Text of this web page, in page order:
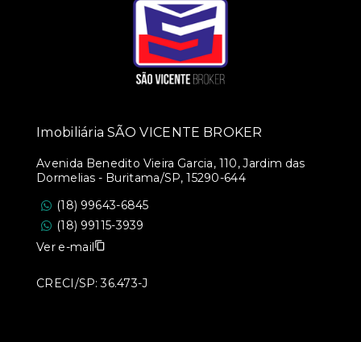
Imobiliária SÃO VICENTE BROKER
Avenida Benedito Vieira Garcia, 110, Jardim das
Dormelias - Buritama/SP, 15290-644
(18) 99643-6845
(18) 99115-3939
Ver e-mail
CRECI/SP: 36.473-J